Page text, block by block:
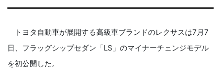
トヨタ自動車が展開する高級車ブランドのレクサスは7月7
日、フラッグシップセダン「LS」のマイナーチェンジモデル
を初公開した。